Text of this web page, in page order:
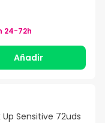
24-72h
Añadir
Sensitive 72uds